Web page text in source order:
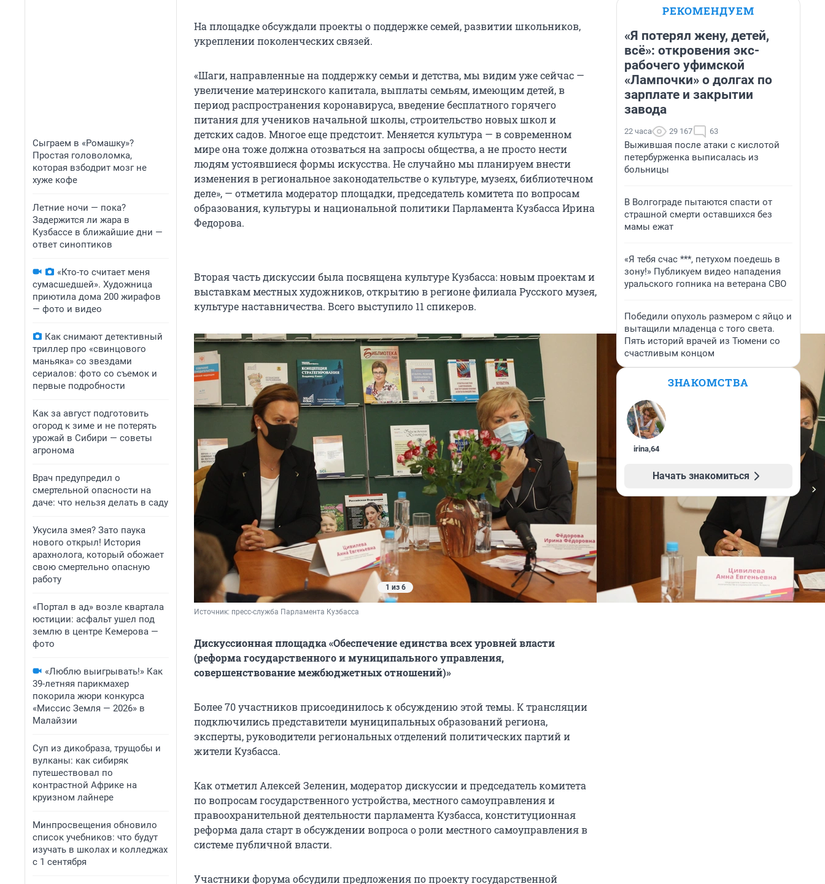
Сыграем в «Ромашку»?
Простая головоломка,
которая взбодрит мозг не
хуже кофе
Летние ночи — пока?
Задержится ли жара в
Кузбассе в ближайшие дни —
ответ синоптиков
«Кто-то считает меня
сумасшедшей». Художница
приютила дома 200 жирафов
— фото и видео
Как снимают детективный
триллер про «свинцового
маньяка» со звездами
сериалов: фото со съемок и
первые подробности
Как за август подготовить
огород к зиме и не потерять
урожай в Сибири — советы
агронома
Врач предупредил о
смертельной опасности на
даче: что нельзя делать в саду
Укусила змея? Зато паука
нового открыл! История
арахнолога, который обожает
свою смертельно опасную
работу
«Портал в ад» возле квартала
юстиции: асфальт ушел под
землю в центре Кемерова —
фото
«Люблю выигрывать!» Как
39-летняя парикмахер
покорила жюри конкурса
«Миссис Земля — 2026» в
Малайзии
Суп из дикобраза, трущобы и
вулканы: как сибиряк
путешествовал по
контрастной Африке на
круизном лайнере
Минпросвещения обновило
список учебников: что будут
изучать в школах и колледжах
с 1 сентября
На площадке обсуждали проекты о поддержке семей, развитии школьников,
укреплении поколенческих связей.
«Шаги, направленные на поддержку семьи и детства, мы видим уже сейчас —
увеличение материнского капитала, выплаты семьям, имеющим детей, в
период распространения коронавируса, введение бесплатного горячего
питания для учеников начальной школы, строительство новых школ и
детских садов. Многое еще предстоит. Меняется культура — в современном
мире она тоже должна отозваться на запросы общества, а не просто нести
людям устоявшиеся формы искусства. Не случайно мы планируем внести
изменения в региональное законодательстве о культуре, музеях, библиотечном
деле», — отметила модератор площадки, председатель комитета по вопросам
образования, культуры и национальной политики Парламента Кузбасса Ирина
Федорова.
Вторая часть дискуссии была посвящена культуре Кузбасса: новым проектам и
выставкам местных художников, открытию в регионе филиала Русского музея,
культуре наставничества. Всего выступило 11 спикеров.
1 из 6
Источник: пресс-служба Парламента Кузбасса
Дискуссионная площадка «Обеспечение единства всех уровней власти
(реформа государственного и муниципального управления,
совершенствование межбюджетных отношений)»
Более 70 участников присоединилось к обсуждению этой темы. К трансляции
подключились представители муниципальных образований региона,
эксперты, руководители региональных отделений политических партий и
жители Кузбасса.
Как отметил Алексей Зеленин, модератор дискуссии и председатель комитета
по вопросам государственного устройства, местного самоуправления и
правоохранительной деятельности парламента Кузбасса, конституционная
реформа дала старт в обсуждении вопроса о роли местного самоуправления в
системе публичной власти.
Участники форума обсудили предложения по проекту государственной
РЕКОМЕНДУЕМ
«Я потерял жену, детей,
всё»: откровения экс-
рабочего уфимской
«Лампочки» о долгах по
зарплате и закрытии
завода
22 часа 29 167 63
Выжившая после атаки с кислотой
петербурженка выписалась из
больницы
В Волгограде пытаются спасти от
страшной смерти оставшихся без
мамы ежат
«Я тебя счас ***, петухом поедешь в
зону!» Публикуем видео нападения
уральского гопника на ветерана СВО
Победили опухоль размером с яйцо и
вытащили младенца с того света.
Пять историй врачей из Тюмени со
счастливым концом
ЗНАКОМСТВА
irina,64
Начать знакомиться